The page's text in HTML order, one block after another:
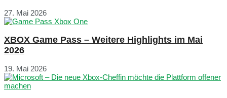
27. Mai 2026
XBOX Game Pass – Weitere Highlights im Mai
2026
19. Mai 2026